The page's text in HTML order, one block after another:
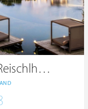
Wellness & Naturresort Reischlhof ****S